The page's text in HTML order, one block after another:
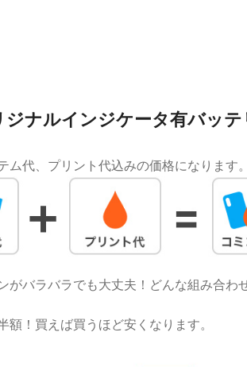
ジナルインジケータ有バッテ
ム代、プリント代込みの価格になります。
がバラバラでも大丈夫！どんな組み合わ
額！買えば買うほど安くなります。